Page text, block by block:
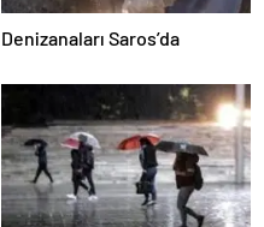
Denizanaları Saros’da